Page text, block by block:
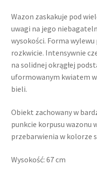
Wazon zaskakuje pod
uwagi na jego
wysokości. Forma
rozkwicie. Intensywnie
na solidnej okrągłej
uformowanym kwiatem
bieli.
Obiekt zachowany w
punkcie korpusu wazonu
przebarwienia w kolorze
Wysokość: 67 cm